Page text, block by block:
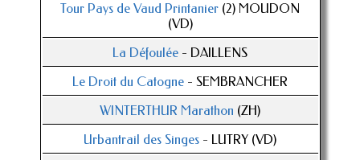
Tour Pays de Vaud Printanier (2) MOUDON
(VD)
La Défoulée - DAILLENS
Le Droit du Catogne - SEMBRANCHER
WINTERTHUR Marathon (ZH)
Urbantrail des Singes - LUTRY (VD)